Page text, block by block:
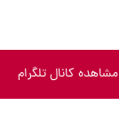
مشاهده کانال تلگرام